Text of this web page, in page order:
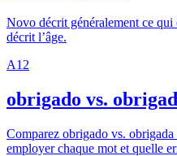
Novo décrit généralement ce
décrit l’âge.
A1 2
obrigado vs.
Comparez obrigado vs.
employer chaque mot et quelle